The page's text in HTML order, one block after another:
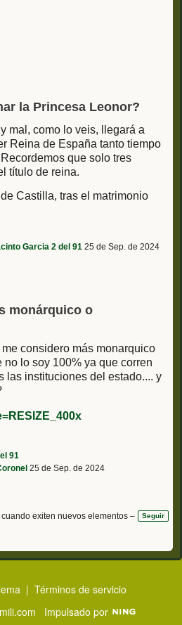
la Princesa Leonor?
mal, como lo veis, llegará a
Reina de España tanto tiempo
que solo tres
título de reina.
Castilla, tras el matrimonio
Garcia 2 del 91 25 de Sep. de 2024
monárquico o
considero más monarquico
lo soy 100% ya que corren
las instituciones del estado.... y
91
25 de Sep. de 2024
exiten nuevos elementos – Seguir
| Términos de servicio
Impulsado por